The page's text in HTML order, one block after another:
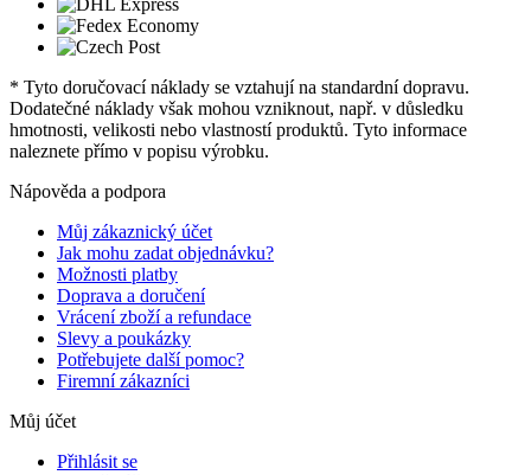
* Tyto doručovací náklady se vztahují na standardní dopravu.
Dodatečné náklady však mohou vzniknout, např. v důsledku
hmotnosti, velikosti nebo vlastností produktů. Tyto informace
naleznete přímo v popisu výrobku.
Nápověda a podpora
Můj zákaznický účet
Jak mohu zadat objednávku?
Možnosti platby
Doprava a doručení
Vrácení zboží a refundace
Slevy a poukázky
Potřebujete další pomoc?
Firemní zákazníci
Můj účet
Přihlásit se